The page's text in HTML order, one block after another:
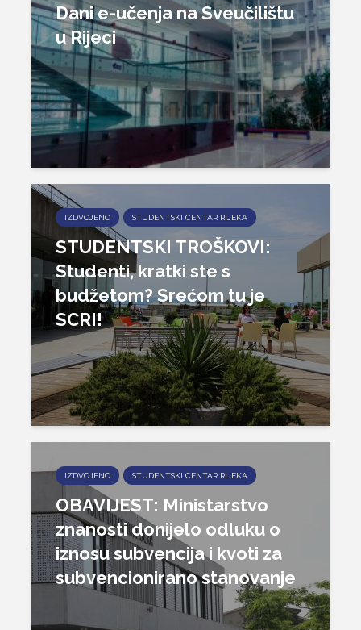
Dani e-učenja na Sveučilištu
u Rijeci
IZDVOJENO STUDENTSKI CENTAR RIJEKA
STUDENTSKI TROŠKOVI:
Studenti, kratki ste s
budžetom? Srećom tu je
SCRI!
IZDVOJENO STUDENTSKI CENTAR RIJEKA
OBAVIJEST: Ministarstvo
znanosti donijelo odluku o
iznosu subvencija i kvoti za
subvencionirano stanovanje